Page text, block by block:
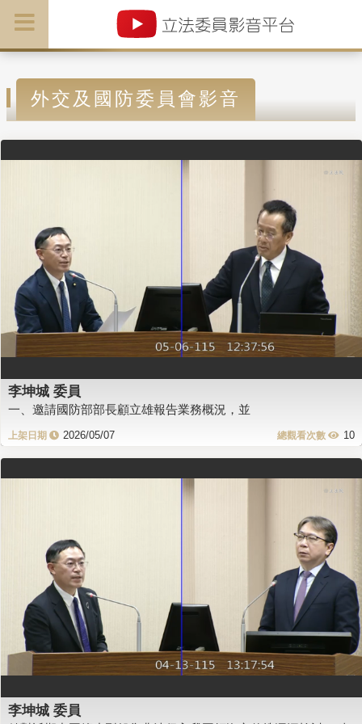
外交及國防委員會影音
李坤城 委員
一、邀請國防部部長顧立雄報告業務概況，並
2026/05/07 10
李坤城 委員